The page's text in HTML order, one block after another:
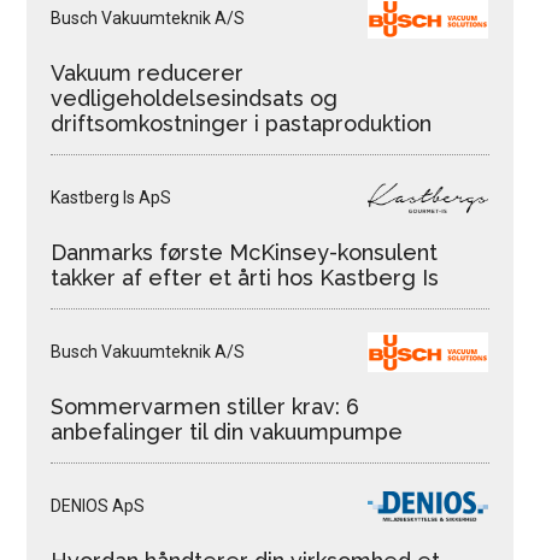
Busch Vakuumteknik A/S
Vakuum reducerer
vedligeholdelsesindsats og
driftsomkostninger i pastaproduktion
Kastberg Is ApS
Danmarks første McKinsey-konsulent
takker af efter et årti hos Kastberg Is
Busch Vakuumteknik A/S
Sommervarmen stiller krav: 6
anbefalinger til din vakuumpumpe
DENIOS ApS